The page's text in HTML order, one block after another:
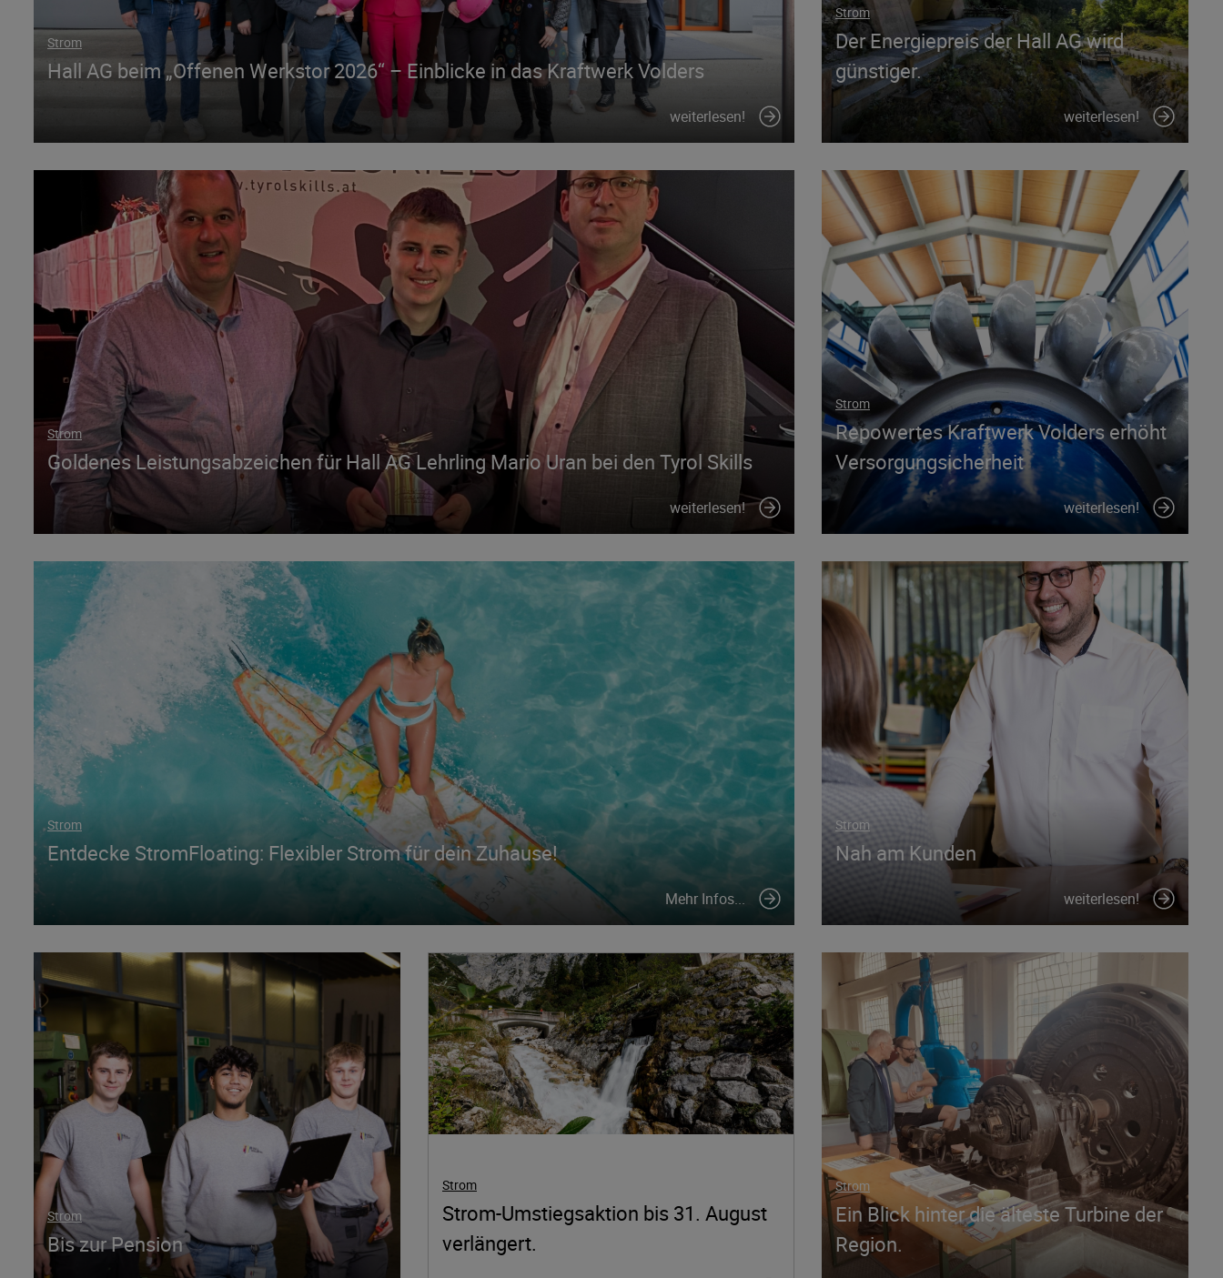
Strom
Hall AG beim „Offenen Werkstor 2026“ – Einblicke in das Kraftwerk Volders
weiterlesen!
Strom
Goldenes Leistungsabzeichen für Hall AG Lehrling Mario Uran bei den Tyrol Skills
weiterlesen!
Strom
Entdecke StromFloating: Flexibler Strom für dein Zuhause!
Mehr Infos...
Strom
Der Energiepreis der Hall AG wird
günstiger.
weiterlesen!
Strom
Repowertes Kraftwerk Volders erhöht
Versorgungsicherheit
weiterlesen!
Strom
Nah am Kunden
weiterlesen!
Strom
Bis zur Pension
Strom
Strom-Umstiegsaktion bis 31. August
verlängert.
Strom
Ein Blick hinter die älteste Turbine der
Region.